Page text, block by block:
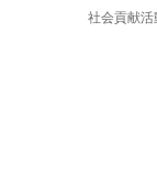
社会貢献活